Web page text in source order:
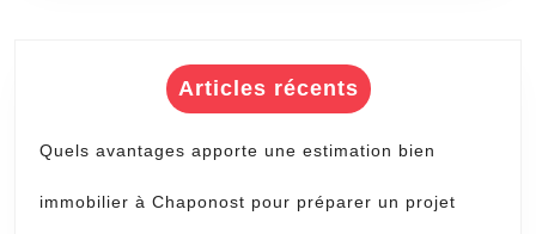
Articles récents
Quels avantages apporte une estimation bien
immobilier à Chaponost pour préparer un projet